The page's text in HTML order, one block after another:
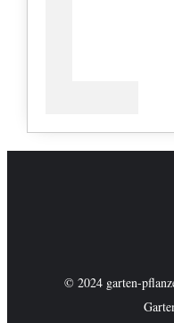
© 2024 garten-